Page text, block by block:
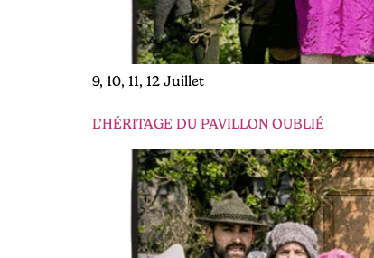
9, 10, 11, 12 Juillet
L’HÉRITAGE DU PAVILLON OUBLIÉ